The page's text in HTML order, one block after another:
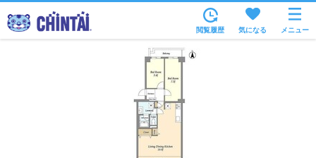
住所から
家賃相場から
通勤通学時間から
物件特集から
閲覧履歴 気になる メニュー